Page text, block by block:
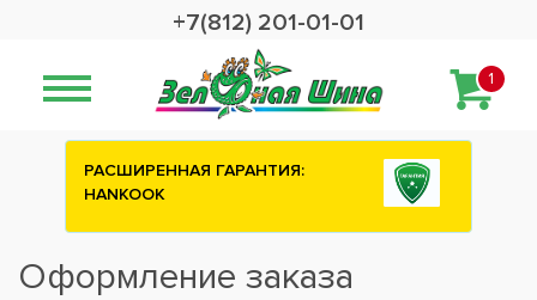
+7(812) 201-01-01
1
РАСШИРЕННАЯ ГАРАНТИЯ:
HANKOOK
Оформление заказа